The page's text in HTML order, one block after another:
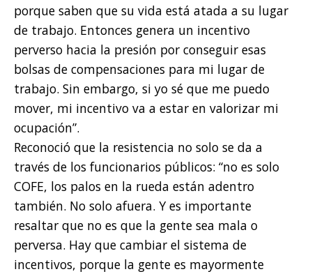
porque saben que su vida está atada a su lugar
de trabajo. Entonces genera un incentivo
perverso hacia la presión por conseguir esas
bolsas de compensaciones para mi lugar de
trabajo. Sin embargo, si yo sé que me puedo
mover, mi incentivo va a estar en valorizar mi
ocupación”.
Reconoció que la resistencia no solo se da a
través de los funcionarios públicos: “no es solo
COFE, los palos en la rueda están adentro
también. No solo afuera. Y es importante
resaltar que no es que la gente sea mala o
perversa. Hay que cambiar el sistema de
incentivos, porque la gente es mayormente